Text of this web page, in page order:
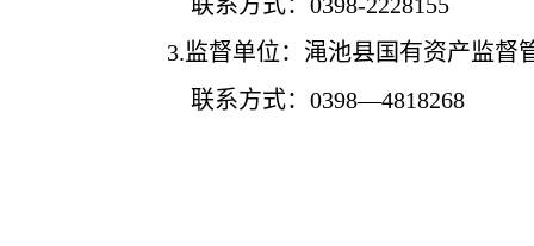
3.监督单位：渑池县国有资产监督
联系方式： 0398—4818268